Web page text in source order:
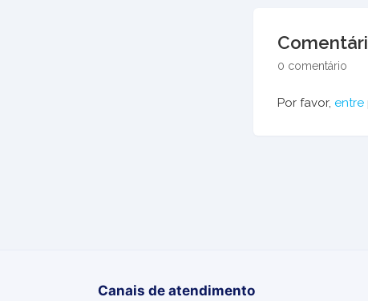
0 comentário
Por favor, entre
Canais de atendimento